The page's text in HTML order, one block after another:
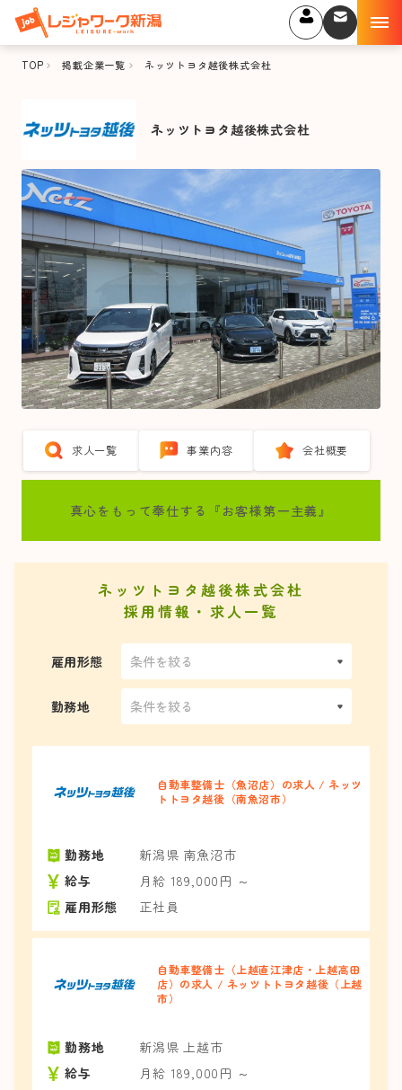
TOP 掲載企業一覧 ネッツトヨタ越後株式会杜
ネッツトヨタ越後株式会杜
求人一覧 事業内容 会社概要
真心をもって奉仕する『お客様第一主義』
ネッツトヨタ越後株式会杜
採用情報・求人一覧
雇用形態
勤務地
自動車整備士（魚沼店）の求人 / ネッツ
トトヨタ越後（南魚沼市）
勤務地
新潟県 南魚沼市
給与
月給 189,000円 ～
雇用形態
正社員
自動車整備士（上越直江津店・上越高田
店）の求人 / ネッツトトヨタ越後（上越
市）
勤務地
新潟県 上越市
給与
月給 189,000円 ～